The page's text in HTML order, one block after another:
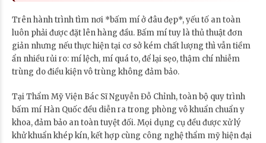
Trên hành trình tìm nơi *bấm mí ở đâu đẹp*, yếu tố an toàn
luôn phải được đặt lên hàng đầu. Bấm mí tuy là thủ thuật đơn
giản nhưng nếu thực hiện tại cơ sở kém chất lượng thì vẫn tiềm
ẩn nhiều rủi ro: mí lệch, mí quá to, để lại sẹo, thậm chí nhiễm
trùng do điều kiện vô trùng không đảm bảo.
Tại Thẩm Mỹ Viện Bác Sĩ Nguyễn Đỗ Chỉnh, toàn bộ quy trình
bấm mí Hàn Quốc đều diễn ra trong phòng vô khuẩn chuẩn y
khoa, đảm bảo an toàn tuyệt đối. Mọi dụng cụ đều được xử lý
khử khuẩn khép kín, kết hợp cùng công nghệ thẩm mỹ hiện đại